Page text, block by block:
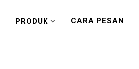
PRODUK CARA PESAN